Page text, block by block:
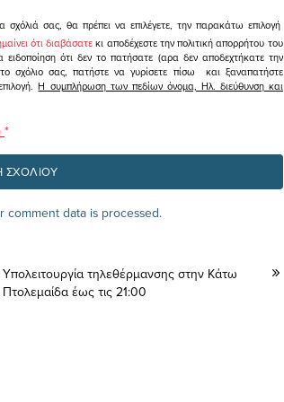
σας, θα πρέπει να επιλέγετε, την παρακάτω επιλογή
ότι διαβάσατεκι αποδέχεστε την πολιτική απορρήτου του
ότι δεν το πατήσατε (αρα δεν αποδεχτήκατε την
σχόλιο σας, πατήστε να γυρίσετε πίσω και ξαναπατήστε
Η συμπλήρωση των πεδίων όνομα, Ηλ. διεύθυνση και
*
comment data is processed.
Υπολειτουργία τηλεθέρμανσης στην Κάτω
Πτολεμαίδα έως τις 21:00